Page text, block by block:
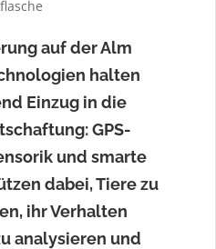
auf der Alm
halten
Einzug in die
GPS-
und smarte
dabei, Tiere zu
ihr Verhalten
analysieren und